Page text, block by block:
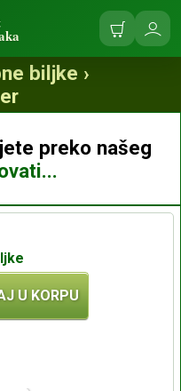
Korpa
se
biljke ›
preko našeg
U KORPU